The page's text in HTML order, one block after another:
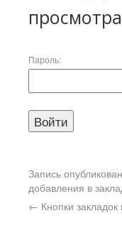
Пароль:
Запись
добавления в
← Кнопки